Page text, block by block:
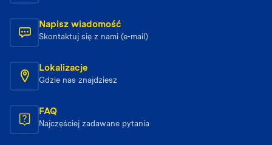
Napisz wiadomość
Skontaktuj się z nami (e-mail)
Lokalizacje
Gdzie nas znajdziesz
FAQ
Najczęściej zadawane pytania